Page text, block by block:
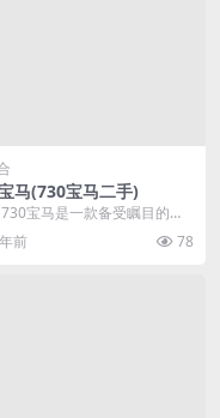
马(730宝马二手)
宝马是一款备受瞩目的豪
，融合了先进的科技和精湛
，为消费者...
前 78